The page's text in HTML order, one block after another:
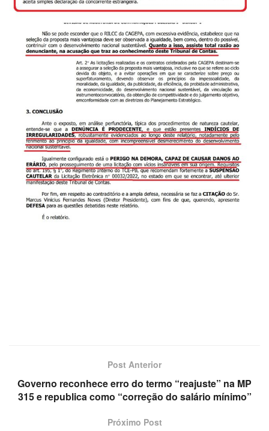
Post Anterior
Governo reconhece erro do termo “reajuste” na MP
315 e republica como “correção do salário mínimo”
Próximo Post